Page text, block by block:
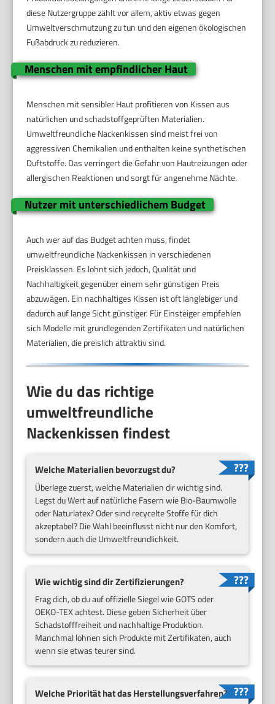
diese Nutzergruppe zählt vor allem, aktiv etwas gegen
Umweltverschmutzung zu tun und den eigenen ökologischen
Fußabdruck zu reduzieren.
Menschen mit empfindlicher Haut
Menschen mit sensibler Haut profitieren von Kissen aus
natürlichen und schadstoffgeprüften Materialien.
Umweltfreundliche Nackenkissen sind meist frei von
aggressiven Chemikalien und enthalten keine synthetischen
Duftstoffe. Das verringert die Gefahr von Hautreizungen oder
allergischen Reaktionen und sorgt für angenehme Nächte.
Nutzer mit unterschiedlichem Budget
Auch wer auf das Budget achten muss, findet
umweltfreundliche Nackenkissen in verschiedenen
Preisklassen. Es lohnt sich jedoch, Qualität und
Nachhaltigkeit gegenüber einem sehr günstigen Preis
abzuwägen. Ein nachhaltiges Kissen ist oft langlebiger und
dadurch auf lange Sicht günstiger. Für Einsteiger empfehlen
sich Modelle mit grundlegenden Zertifikaten und natürlichen
Materialien, die preislich attraktiv sind.
Wie du das richtige
umweltfreundliche
Nackenkissen findest
Welche Materialien bevorzugst du?
Überlege zuerst, welche Materialien dir wichtig sind.
Legst du Wert auf natürliche Fasern wie Bio-Baumwolle
oder Naturlatex? Oder sind recycelte Stoffe für dich
akzeptabel? Die Wahl beeinflusst nicht nur den Komfort,
sondern auch die Umweltfreundlichkeit.
Wie wichtig sind dir Zertifizierungen?
Frag dich, ob du auf offizielle Siegel wie GOTS oder
OEKO-TEX achtest. Diese geben Sicherheit über
Schadstofffreiheit und nachhaltige Produktion.
Manchmal lohnen sich Produkte mit Zertifikaten, auch
wenn sie etwas teurer sind.
Welche Priorität hat das Herstellungsverfahren?